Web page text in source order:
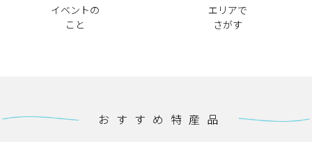
イベントの
こと
エリアで
さがす
おすすめ特産品